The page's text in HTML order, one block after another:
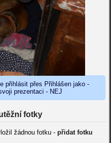
přihlásit přes Přihlášen jako -
prezentaci - NEJ
fotky
žádnou fotku -přidat fotku